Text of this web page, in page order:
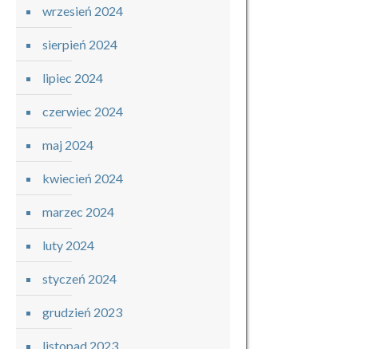
wrzesień 2024
sierpień 2024
lipiec 2024
czerwiec 2024
maj 2024
kwiecień 2024
marzec 2024
luty 2024
styczeń 2024
grudzień 2023
listopad 2023